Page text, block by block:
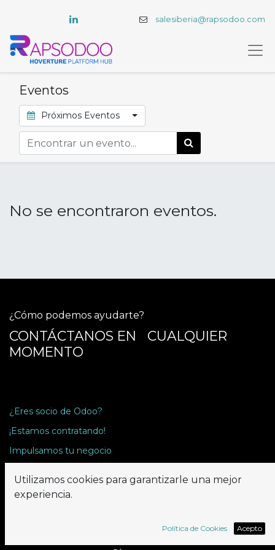
salesiberia@rapsodoo.com
Eventos
Próximos Eventos
No se encontraron eventos.
¿Cómo podemos ayudarte?
CONTÁCTANOS EN CUALQUIER
MOMENTO
¿Eres socio de Odoo?
¡Estamos contratando!
Impulsamos tu negocio
Envíanos un mensaje
Utilizamos cookies para garantizarle una mejor
experiencia.
Política de Cookies Acepto